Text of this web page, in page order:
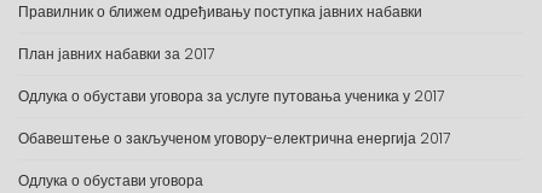
Правилник о ближем одређивању поступка јавних набавки
План јавних набавки за 2017
Одлука о обустави уговора за услуге путовања ученика у 2017
Обавештење о закљученом уговору-електрична енергија 2017
Одлука о обустави уговора